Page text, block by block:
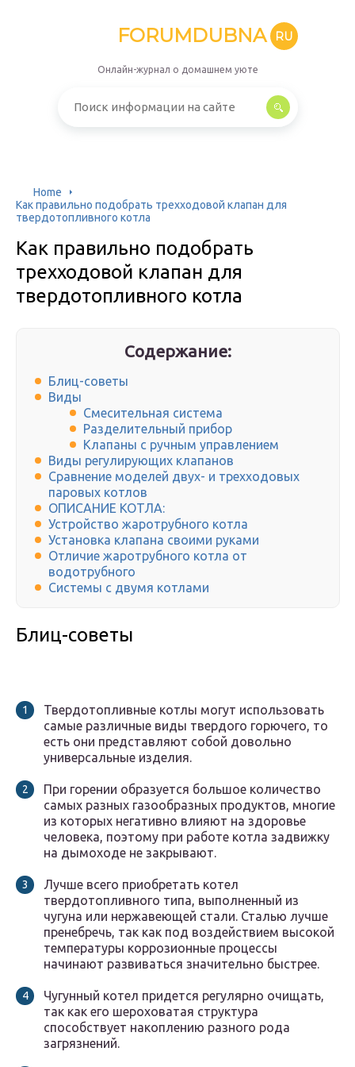
FORUMDUBNA RU
Онлайн-журнал о домашнем уюте
Home
Как правильно подобрать трехходовой клапан для
твердотопливного котла
Как правильно подобрать
трехходовой клапан для
твердотопливного котла
Содержание:
Блиц-советы
Виды
Смесительная система
Разделительный прибор
Клапаны с ручным управлением
Виды регулирующих клапанов
Сравнение моделей двух- и трехходовых
паровых котлов
ОПИСАНИЕ КОТЛА:
Устройство жаротрубного котла
Установка клапана своими руками
Отличие жаротрубного котла от
водотрубного
Системы с двумя котлами
Блиц-советы
Твердотопливные котлы могут использовать
самые различные виды твердого горючего, то
есть они представляют собой довольно
универсальные изделия.
При горении образуется большое количество
самых разных газообразных продуктов, многие
из которых негативно влияют на здоровье
человека, поэтому при работе котла задвижку
на дымоходе не закрывают.
Лучше всего приобретать котел
твердотопливного типа, выполненный из
чугуна или нержавеющей стали. Сталью лучше
пренебречь, так как под воздействием высокой
температуры коррозионные процессы
начинают развиваться значительно быстрее.
Чугунный котел придется регулярно очищать,
так как его шероховатая структура
способствует накоплению разного рода
загрязнений.